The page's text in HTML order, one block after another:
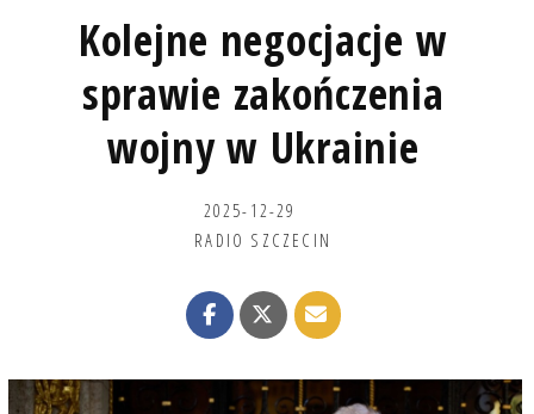
Kolejne negocjacje w
sprawie zakończenia
wojny w Ukrainie
2025-12-29
RADIO SZCZECIN